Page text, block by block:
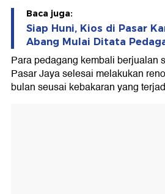
Baca juga:
Siap Huni, Kios di Pasar
Abang Mulai Ditata
Para pedagang kembali berjualan
Pasar Jaya selesai melakukan
bulan seusai kebakaran yang